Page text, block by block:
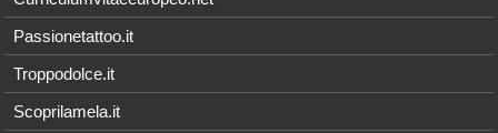
Passionetattoo.it
Troppodolce.it
Scoprilamela.it